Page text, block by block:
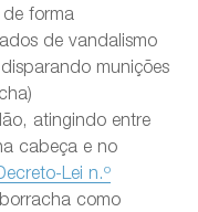
forma
de vandalismo
munições
atingindo entre
cabeça e no
Lei n.º
como